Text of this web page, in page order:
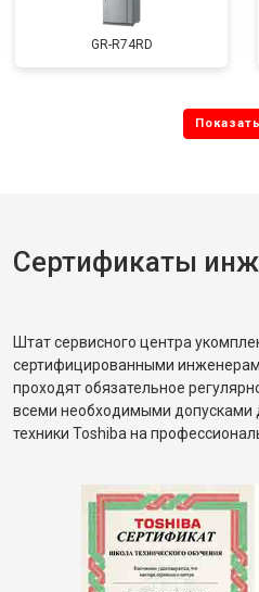
GR-R74RD
Сертификаты
Штат сервисного центра
сертифицированными
проходят обязательное
всеми необходимыми допусками
техники Toshiba на